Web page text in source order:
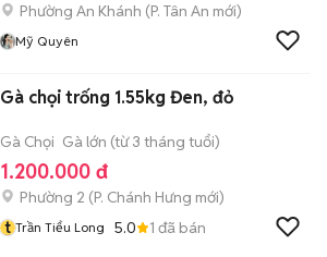
Phường An Khánh (P. Tân An mới)
Mỹ Quyên
Gà chọi trống 1.55kg Đen, đỏ
Gà Chọi Gà lớn (từ 3 tháng tuổi)
1.200.000 đ
Phường 2 (P. Chánh Hưng mới)
t Trần Tiểu Long 5.0 1 đã bán